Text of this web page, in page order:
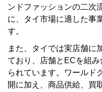
ンドファッションの二次
に、タイ市場に適した事
す。
また、タイでは実店舗に
ており、店舗とECを組
られています。ワールド
開に加え、商品供給、買